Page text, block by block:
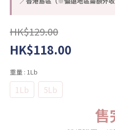
HK$129.00
HK$118.00
重量 : 1Lb
1Lb 5Lb
售